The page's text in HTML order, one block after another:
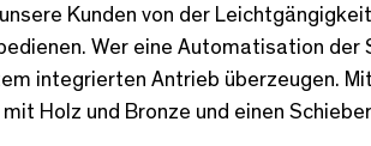
Kunden von der
Wer eine Automatisation
integrierten Antrieb überzeugen.
Holz und Bronze und einen